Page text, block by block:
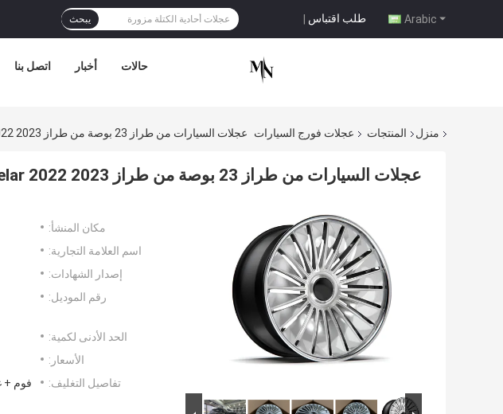
Arabic طلب اقتباس | يبحث
اتصل بنا أخبار حالات
منزل المنتجات عجلات فورج السيارات عجلات السيارات من طراز 23 بوصة من طراز Range Rover Sport Velar 2022 2023
عجلات السيارات من طراز 23 بوصة من طراز Range Rover Sport Velar 2022 2023
مكان المنشأ:
اسم العلامة التجارية:
إصدار الشهادات:
رقم الموديل:
الحد الأدنى لكمية:
الأسعار:
تفاصيل التغليف:
فوم +